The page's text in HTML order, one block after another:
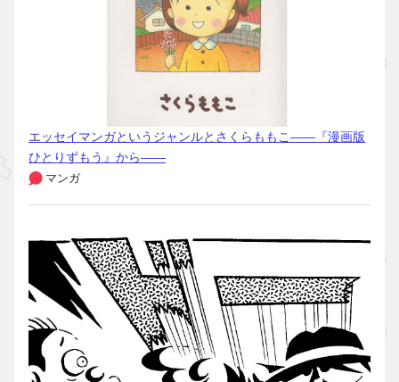
エッセイマンガというジャンルとさくらももこ――『漫画版
ひとりずもう』から――
マンガ